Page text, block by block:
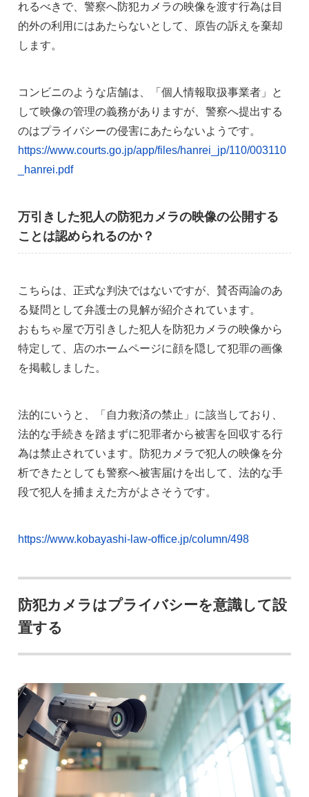
れるべきで、警察へ防犯カメラの映像を渡す行為は目
的外の利用にはあたらないとして、原告の訴えを棄却
します。
コンビニのような店舗は、「個人情報取扱事業者」と
して映像の管理の義務がありますが、警察へ提出する
のはプライバシーの侵害にあたらないようです。
https://www.courts.go.jp/app/files/hanrei_jp/110/003110
_hanrei.pdf
万引きした犯人の防犯カメラの映像の公開する
ことは認められるのか？
こちらは、正式な判決ではないですが、賛否両論のあ
る疑問として弁護士の見解が紹介されています。
おもちゃ屋で万引きした犯人を防犯カメラの映像から
特定して、店のホームページに顔を隠して犯罪の画像
を掲載しました。
法的にいうと、「自力救済の禁止」に該当しており、
法的な手続きを踏まずに犯罪者から被害を回収する行
為は禁止されています。防犯カメラで犯人の映像を分
析できたとしても警察へ被害届けを出して、法的な手
段で犯人を捕まえた方がよさそうです。
https://www.kobayashi-law-office.jp/column/498
防犯カメラはプライバシーを意識して設
置する